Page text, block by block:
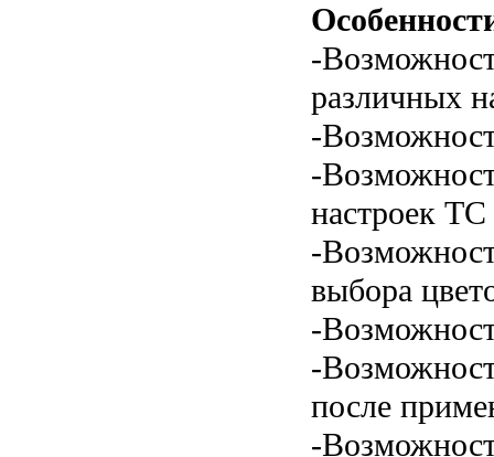
-
различных
-
-
настроек
-
выбора
-
-
после
-